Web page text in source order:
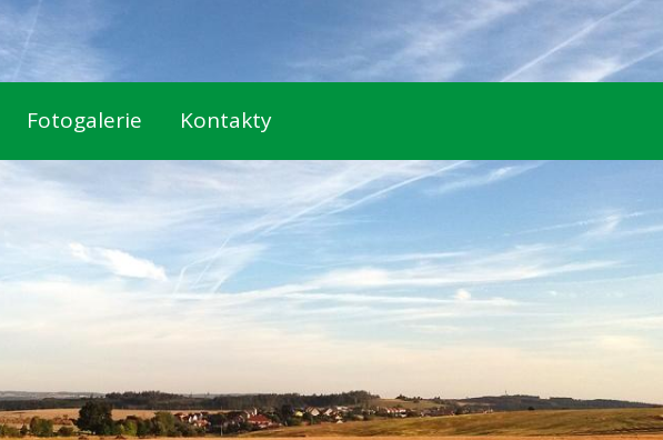
Fotogalerie Kontakty